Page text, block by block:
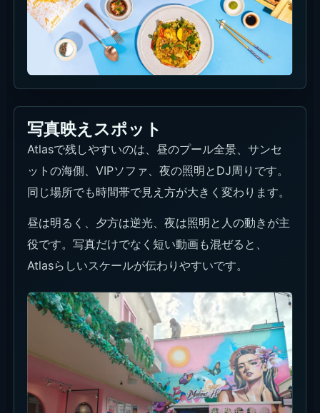
写真映えスポット
Atlasで残しやすいのは、昼のプール全景、サンセ
ットの海側、VIPソファ、夜の照明とDJ周りです。
同じ場所でも時間帯で見え方が大きく変わります。
昼は明るく、夕方は逆光、夜は照明と人の動きが主
役です。写真だけでなく短い動画も混ぜると、
Atlasらしいスケールが伝わりやすいです。